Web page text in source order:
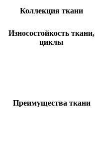
Коллекция ткани
Износостойкость ткани,
циклы
Преимущества ткани